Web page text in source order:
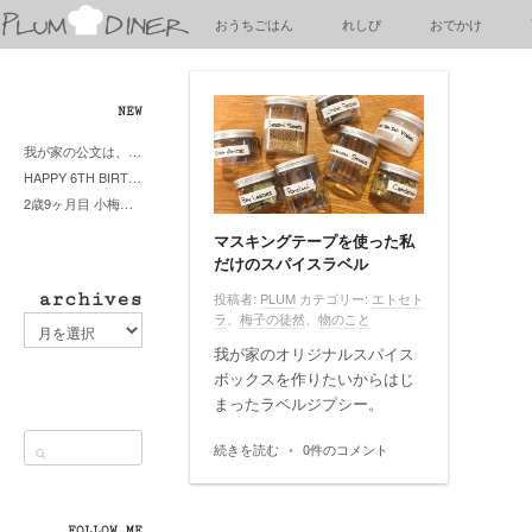
梅
子
おうちごはん れしぴ おでかけ
NEW
我が家の公文は、やってよかった公文式？親もがんばる公文式？時々我が家は苦悶式？
HAPPY 6TH BIRTHDAY LITTE PRINCESS
2歳9ヶ月目 小梅ちゃんピザブーム到来
archives
archives
マスキングテープを使った私
だけのスパイスラベル
投稿者: PLUM カテゴリー: エトセト
ラ
梅子の徒然 物のこと
我が家のオリジナルスパイス
ボックスを作りたいからはじ
まったラベルジプシー。
続きを読む • 0件のコメント